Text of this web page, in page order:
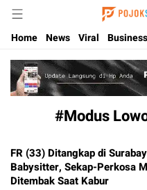
Update Kabar Hits Sulsel,
Home News Viral Business
#Modus
FR (33) Ditangkap di
Babysitter, Sekap-Perkosa
Ditembak Saat Kabur